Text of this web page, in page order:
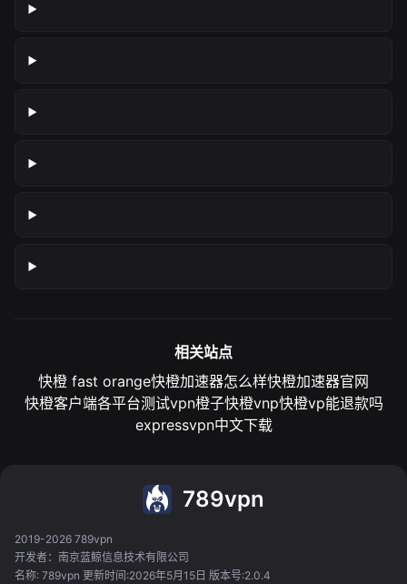
相关站点
快橙 fast orange快橙加速器怎么样快橙加速器官网
快橙客户端各平台测试vpn橙子快橙vnp快橙vp能退款吗
expressvpn中文下载
789vpn
2019-2026 789vpn
开发者：南京蓝鲸信息技术有限公司
名称: 789vpn 更新时间:2026年5月15日 版本号:2.0.4